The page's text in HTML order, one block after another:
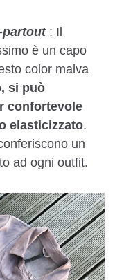
partout : Il
è un capo
color malva
si può
confortevole
elasticizzato.
un
ad ogni outfit.